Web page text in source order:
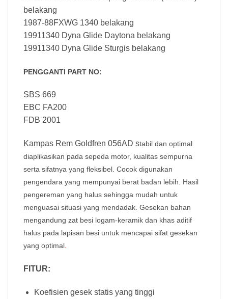
belakang
1987-88FXWG 1340 belakang
19911340 Dyna Glide Daytona belakang
19911340 Dyna Glide Sturgis belakang
PENGGANTI PART NO:
SBS 669
EBC FA200
FDB 2001
Kampas Rem Goldfren 056AD stabil dan optimal
diaplikasikan pada sepeda motor, kualitas sempurna
serta sifatnya yang fleksibel. Cocok digunakan
pengendara yang mempunyai berat badan lebih. Hasil
pengereman yang halus sehingga mudah untuk
menguasai situasi yang mendadak. Gesekan bahan
mengandung zat besi logam-keramik dan khas aditif
halus pada lapisan besi untuk mencapai sifat gesekan
yang optimal.
FITUR:
Koefisien gesek statis yang tinggi